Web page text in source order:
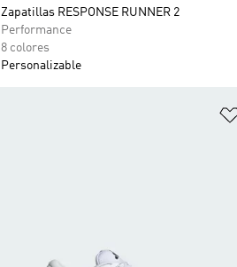
Zapatillas RESPONSE RUNNER 2
Performance
8 colores
Personalizable